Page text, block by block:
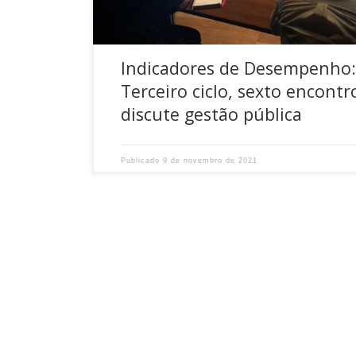
Indicadores de Desempenho:
Terceiro ciclo, sexto
discute gestão pública
Publicado9 de novembro de 2021